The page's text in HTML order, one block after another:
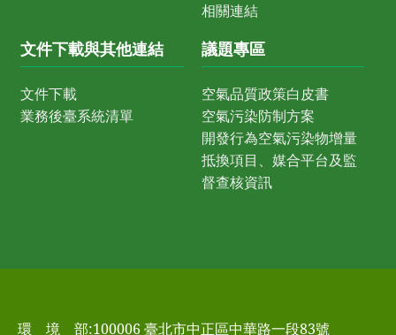
相關連結
文件下載與其他連結
文件下載
業務後臺系統清單
議題專區
空氣品質政策白皮書
空氣污染防制方案
開發行為空氣污染物增量
抵換項目、媒合平台及監
督查核資訊
環 境 部:100006 臺北市中正區中華路一段83號